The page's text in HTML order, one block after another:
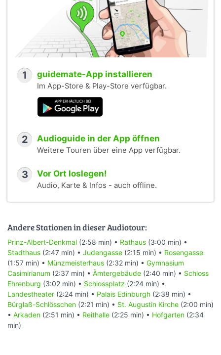
1 guidemate-App installieren
Im App-Store & Play-Store verfügbar.
2 Audioguide in der App öffnen
Weitere Touren über eine App verfügbar.
3 Vor Ort loslegen!
Audio, Karte & Infos - auch offline.
Andere Stationen in dieser Audiotour:
Prinz-Albert-Denkmal (2:58 min) • Rathaus (3:00 min) •
Stadthaus (2:47 min) • Judengasse (2:15 min) • Rosengasse
(1:57 min) • Münzmeisterhaus (2:32 min) • Gymnasium
Casimirianum (2:37 min) • Ämtergebäude (2:40 min) • Schloss
Ehrenburg (3:02 min) • Schlossplatz (2:24 min) •
Landestheater (2:24 min) • Palais Edinburgh (2:38 min) •
Bürglaß-Schlösschen (2:21 min) • St. Augustin Kirche (2:00 min)
• Arkaden (2:51 min) • Reithalle (2:25 min) • Hofgarten (2:34
min)